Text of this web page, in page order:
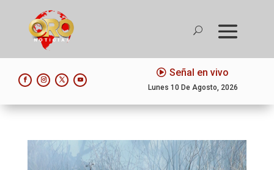
Señal en vivo
Lunes 10 De Agosto, 2026